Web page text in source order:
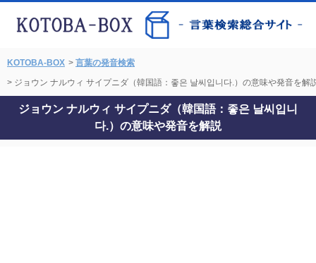
KOTOBA-BOX > 言葉の発音検索
> ジョウン ナルウィ サイプニダ（韓国語：좋은 날씨입니다.）の意味や発音を解
ジョウン ナルウィ サイプニダ（韓国語：좋은 날씨입니
다.）の意味や発音を解説